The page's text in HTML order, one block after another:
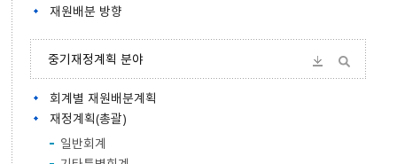
재원배분 방향
중기재정계획 분야
회계별 재원배분계획
재정계획(총괄)
일반회계